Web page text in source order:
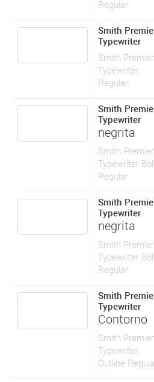
Regular
Smith
Typewriter
Smith Premier
Typewriter
Regular
Smith
Typewriter
negrita
Smith Premier
Typewriter
Regular
Smith
Typewriter
negrita
Smith Premier
Typewriter
Regular
Smith
Typewriter
Contorno
Smith Premier
Typewriter
Outline